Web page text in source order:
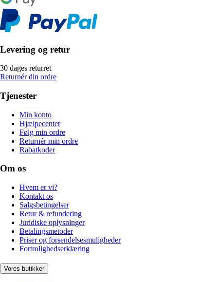
Levering og retur
30 dages returret
Returnér din ordre
Tjenester
Min konto
Hjælpecenter
Følg min ordre
Returnér min ordre
Rabatkoder
Om os
Hvem er vi?
Kontakt os
Salgsbetingelser
Retur & refundering
Juridiske oplysninger
Betalingsmetoder
Priser og forsendelsesmuligheder
Fortrolighedserklæring
Vores butikker